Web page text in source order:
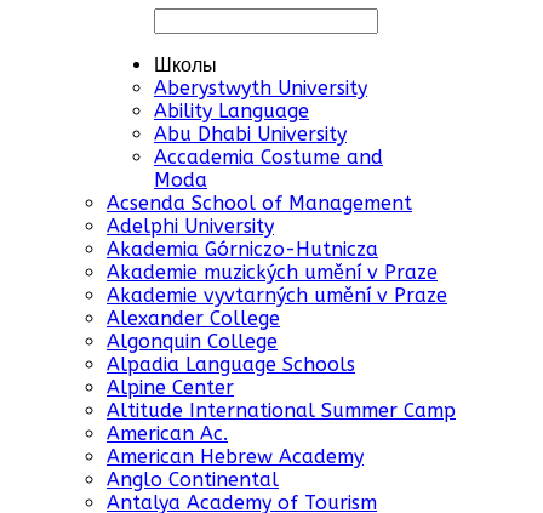
Школы
Aberystwyth University
Ability Language
Abu Dhabi University
Accademia Costume and
Moda
Acsenda School of Management
Adelphi University
Akademia Górniczo-Hutnicza
Akademie muzických umění v Praze
Akademie vyvtarných umění v Praze
Alexander College
Algonquin College
Alpadia Language Schools
Alpine Center
Altitude International Summer Camp
American Ac.
American Hebrew Academy
Anglo Continental
Antalya Academy of Tourism